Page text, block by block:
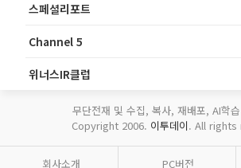
스페셜리포트
Channel 5
위너스IR클럽
무단전재 및 수집, 복사, 재배포, AI학
Copyright 2006. 이투데이. All
회사소개 PC버전